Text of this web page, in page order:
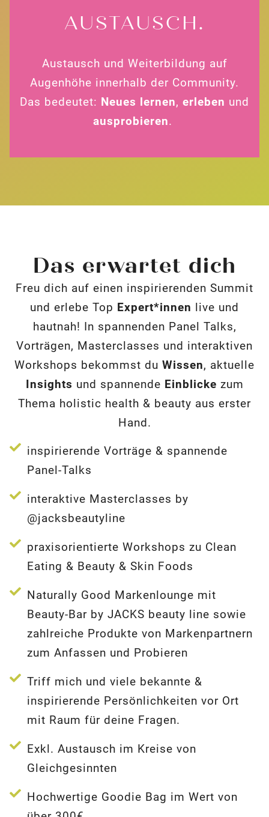
AUSTAUSCH.
Austausch und Weiterbildung auf
Augenhöhe innerhalb der Community.
Das bedeutet: Neues lernen, erleben und
ausprobieren.
Das erwartet dich
Freu dich auf einen inspirierenden Summit
und erlebe Top Expert*innen live und
hautnah! In spannenden Panel Talks,
Vorträgen, Masterclasses und interaktiven
Workshops bekommst du Wissen, aktuelle
Insights und spannende Einblicke zum
Thema holistic health & beauty aus erster
Hand.
inspirierende Vorträge & spannende
Panel-Talks
interaktive Masterclasses by
@jacksbeautyline
praxisorientierte Workshops zu Clean
Eating & Beauty & Skin Foods
Naturally Good Markenlounge mit
Beauty-Bar by JACKS beauty line sowie
zahlreiche Produkte von Markenpartnern
zum Anfassen und Probieren
Triff mich und viele bekannte &
inspirierende Persönlichkeiten vor Ort
mit Raum für deine Fragen.
Exkl. Austausch im Kreise von
Gleichgesinnten
Hochwertige Goodie Bag im Wert von